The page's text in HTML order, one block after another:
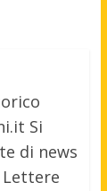
Si
di news